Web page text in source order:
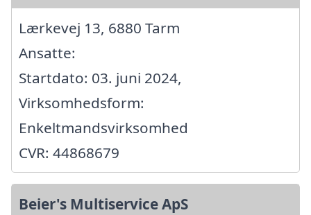
Lærkevej 13, 6880 Tarm
Ansatte:
Startdato: 03. juni 2024,
Virksomhedsform:
Enkeltmandsvirksomhed
CVR: 44868679
Beier's Multiservice ApS